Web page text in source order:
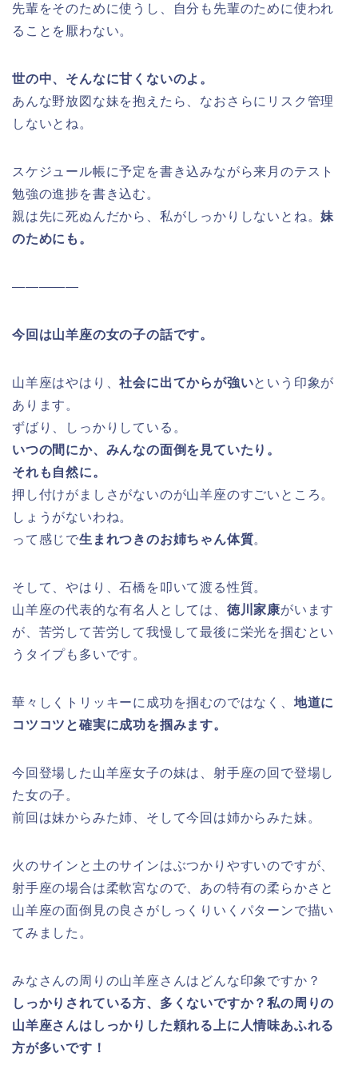
先輩をそのために使うし、自分も先輩のために使われ
ることを厭わない。
世の中、そんなに甘くないのよ。
あんな野放図な妹を抱えたら、なおさらにリスク管理
しないとね。
スケジュール帳に予定を書き込みながら来月のテスト
勉強の進捗を書き込む。
親は先に死ぬんだから、私がしっかりしないとね。妹
のためにも。
—————
今回は山羊座の女の子の話です。
山羊座はやはり、社会に出てからが強いという印象が
あります。
ずばり、しっかりしている。
いつの間にか、みんなの面倒を見ていたり。
それも自然に。
押し付けがましさがないのが山羊座のすごいところ。
しょうがないわね。
って感じで生まれつきのお姉ちゃん体質。
そして、やはり、石橋を叩いて渡る性質。
山羊座の代表的な有名人としては、 徳川家康がいます
が、苦労して苦労して我慢して最後に栄光を掴むとい
うタイプも多いです。
華々しくトリッキーに成功を掴むのではなく、 地道に
コツコツと確実に成功を掴みます。
今回登場した山羊座女子の妹は、射手座の回で登場し
た女の子。
前回は妹からみた姉、そして今回は姉からみた妹。
火のサインと土のサインはぶつかりやすいのですが、
射手座の場合は柔軟宮なので、あの特有の柔らかさと
山羊座の面倒見の良さがしっくりいくパターンで描い
てみました。
みなさんの周りの山羊座さんはどんな印象ですか？
しっかりされている方、多くないですか？私の周りの
山羊座さんはしっかりした頼れる上に人情味あふれる
方が多いです！